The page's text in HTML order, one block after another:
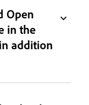
Open
in the
addition